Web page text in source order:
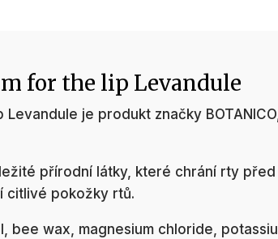
for the lip Levandule
Levandule je produkt značky
přírodní látky, které chrání rty před
citlivé pokožky rtů.
bee wax, magnesium chloride,